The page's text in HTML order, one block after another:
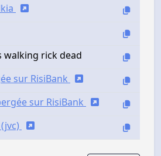
rick dead
sur RisiBank
sur RisiBank